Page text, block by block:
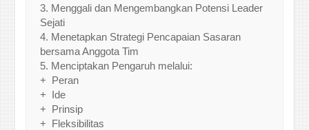
3. Menggali dan Mengembangkan Potensi Leader
Sejati
4. Menetapkan Strategi Pencapaian Sasaran
bersama Anggota Tim
5. Menciptakan Pengaruh melalui:
+ Peran
+ Ide
+ Prinsip
+ Fleksibilitas